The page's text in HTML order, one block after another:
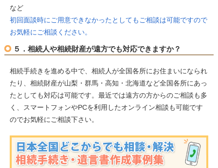
など
初回面談時にご用意できなかったとしてもご相談は可能ですので
お気軽にご相談ください。
５．相続人や相続財産が遠方でも対応できますか？
相続手続きを進める中で、相続人が全国各所にお住まいになられ
たり、相続財産が山梨・群馬・高知・北海道など全国各所にあっ
たとしても対応は可能です。最近では遠方の方からのご相談も多
く、スマートフォンやPCを利用したオンライン相談も可能です
のでお気軽にご相談下さい。